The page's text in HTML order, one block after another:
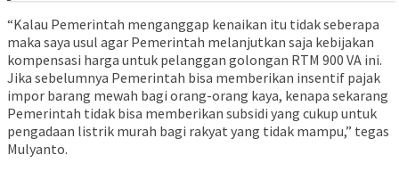
“Kalau Pemerintah menganggap kenaikan itu tidak seberapa
maka saya usul agar Pemerintah melanjutkan saja kebijakan
kompensasi harga untuk pelanggan golongan RTM 900 VA ini.
Jika sebelumnya Pemerintah bisa memberikan insentif pajak
impor barang mewah bagi orang-orang kaya, kenapa sekarang
Pemerintah tidak bisa memberikan subsidi yang cukup untuk
pengadaan listrik murah bagi rakyat yang tidak mampu,” tegas
Mulyanto.